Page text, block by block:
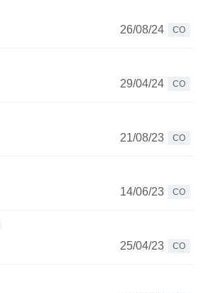
26/08/24
CO
29/04/24
CO
21/08/23
CO
14/06/23
CO
25/04/23
CO